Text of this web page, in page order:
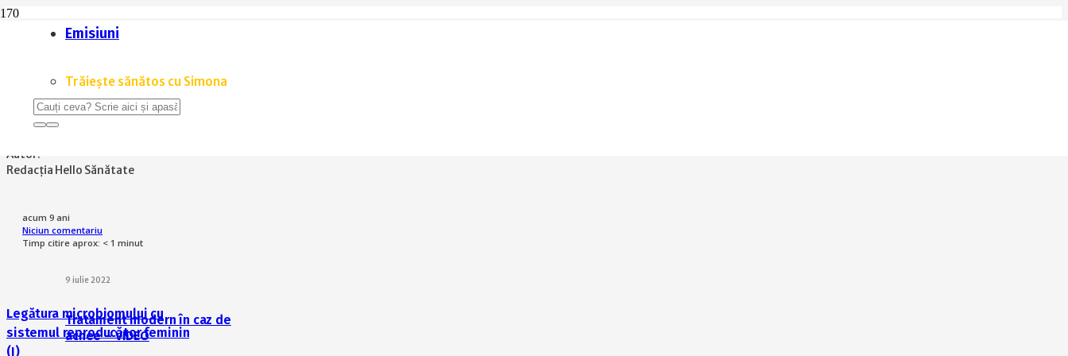
Emisiuni
Trăiește sănătos cu Simona
9 iulie 2022
Tratament modern în caz de
acnee – VIDEO
CURIOZITĂȚI,NUTRIȚIE
De ce nu expiră mierea?
Autor:
Redacția Hello Sănătate
acum 9 ani
Niciun comentariu
Timp citire aprox: < 1 minut
Legătura microbiomului cu
sistemul reproducător feminin
(I)